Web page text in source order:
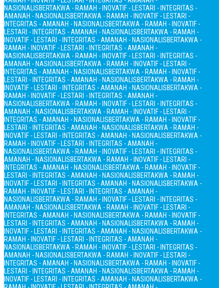
NASIONALISBERTAKWA - RAMAH - INOVATIF - LESTARI - INTEGRITAS -
AMANAH - NASIONALISBERTAKWA - RAMAH - INOVATIF - LESTARI -
INTEGRITAS - AMANAH - NASIONALISBERTAKWA - RAMAH - INOVATIF -
LESTARI - INTEGRITAS - AMANAH - NASIONALISBERTAKWA - RAMAH -
INOVATIF - LESTARI - INTEGRITAS - AMANAH - NASIONALISBERTAKWA -
RAMAH - INOVATIF - LESTARI - INTEGRITAS - AMANAH -
NASIONALISBERTAKWA - RAMAH - INOVATIF - LESTARI - INTEGRITAS -
AMANAH - NASIONALISBERTAKWA - RAMAH - INOVATIF - LESTARI -
INTEGRITAS - AMANAH - NASIONALISBERTAKWA - RAMAH - INOVATIF -
LESTARI - INTEGRITAS - AMANAH - NASIONALISBERTAKWA - RAMAH -
INOVATIF - LESTARI - INTEGRITAS - AMANAH - NASIONALISBERTAKWA -
RAMAH - INOVATIF - LESTARI - INTEGRITAS - AMANAH -
NASIONALISBERTAKWA - RAMAH - INOVATIF - LESTARI - INTEGRITAS -
AMANAH - NASIONALISBERTAKWA - RAMAH - INOVATIF - LESTARI -
INTEGRITAS - AMANAH - NASIONALISBERTAKWA - RAMAH - INOVATIF -
LESTARI - INTEGRITAS - AMANAH - NASIONALISBERTAKWA - RAMAH -
INOVATIF - LESTARI - INTEGRITAS - AMANAH - NASIONALISBERTAKWA -
RAMAH - INOVATIF - LESTARI - INTEGRITAS - AMANAH -
NASIONALISBERTAKWA - RAMAH - INOVATIF - LESTARI - INTEGRITAS -
AMANAH - NASIONALISBERTAKWA - RAMAH - INOVATIF - LESTARI -
INTEGRITAS - AMANAH - NASIONALISBERTAKWA - RAMAH - INOVATIF -
LESTARI - INTEGRITAS - AMANAH - NASIONALISBERTAKWA - RAMAH -
INOVATIF - LESTARI - INTEGRITAS - AMANAH - NASIONALISBERTAKWA -
RAMAH - INOVATIF - LESTARI - INTEGRITAS - AMANAH -
NASIONALISBERTAKWA - RAMAH - INOVATIF - LESTARI - INTEGRITAS -
AMANAH - NASIONALISBERTAKWA - RAMAH - INOVATIF - LESTARI -
INTEGRITAS - AMANAH - NASIONALISBERTAKWA - RAMAH - INOVATIF -
LESTARI - INTEGRITAS - AMANAH - NASIONALISBERTAKWA - RAMAH -
INOVATIF - LESTARI - INTEGRITAS - AMANAH - NASIONALISBERTAKWA -
RAMAH - INOVATIF - LESTARI - INTEGRITAS - AMANAH -
NASIONALISBERTAKWA - RAMAH - INOVATIF - LESTARI - INTEGRITAS -
AMANAH - NASIONALISBERTAKWA - RAMAH - INOVATIF - LESTARI -
INTEGRITAS - AMANAH - NASIONALISBERTAKWA - RAMAH - INOVATIF -
LESTARI - INTEGRITAS - AMANAH - NASIONALISBERTAKWA - RAMAH -
INOVATIF - LESTARI - INTEGRITAS - AMANAH - NASIONALISBERTAKWA -